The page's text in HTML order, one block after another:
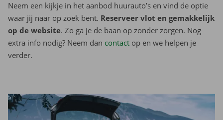
Neem een kijkje in het aanbod huurauto’s en vind de optie
waar jij naar op zoek bent. Reserveer vlot en gemakkelijk
op de website. Zo ga je de baan op zonder zorgen. Nog
extra info nodig? Neem dan contact op en we helpen je
verder.